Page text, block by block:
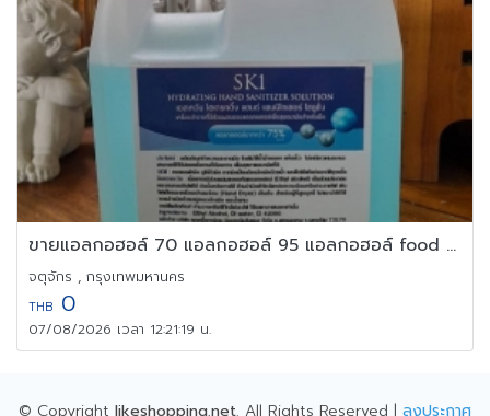
ขายแอลกอฮอล์ 70 แอลกอฮอล์ 95 แอลกอฮอล์ food grade
จตุจักร , กรุงเทพมหานคร
THB 0
07/08/2026 เวลา 12:21:19 น.
© Copyright likeshopping.net. All Rights Reserved | ลงประกาศ